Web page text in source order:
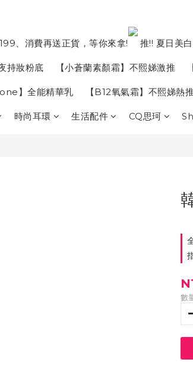
、消費再送正貨，等你來拿! 推!! 夏日美
持妝粉底 【小蒼蘭素顏霜】不熙娣激推
】全能精華乳 【B12氧氣霜】不熙娣熱推
時尚耳環 生活配件 CQ思珂
數